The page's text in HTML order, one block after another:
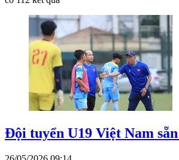
Đội tuyển U19 Việt Nam